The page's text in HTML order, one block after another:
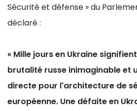
Sécurité et défense » du
déclaré :
« Mille jours en Ukraine
brutalité russe inimaginable et
directe pour l'architecture de
européenne. Une défaite en